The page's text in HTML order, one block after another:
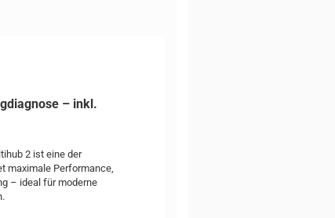
– inkl.
2 ist eine der
maximale Performance,
– ideal für moderne